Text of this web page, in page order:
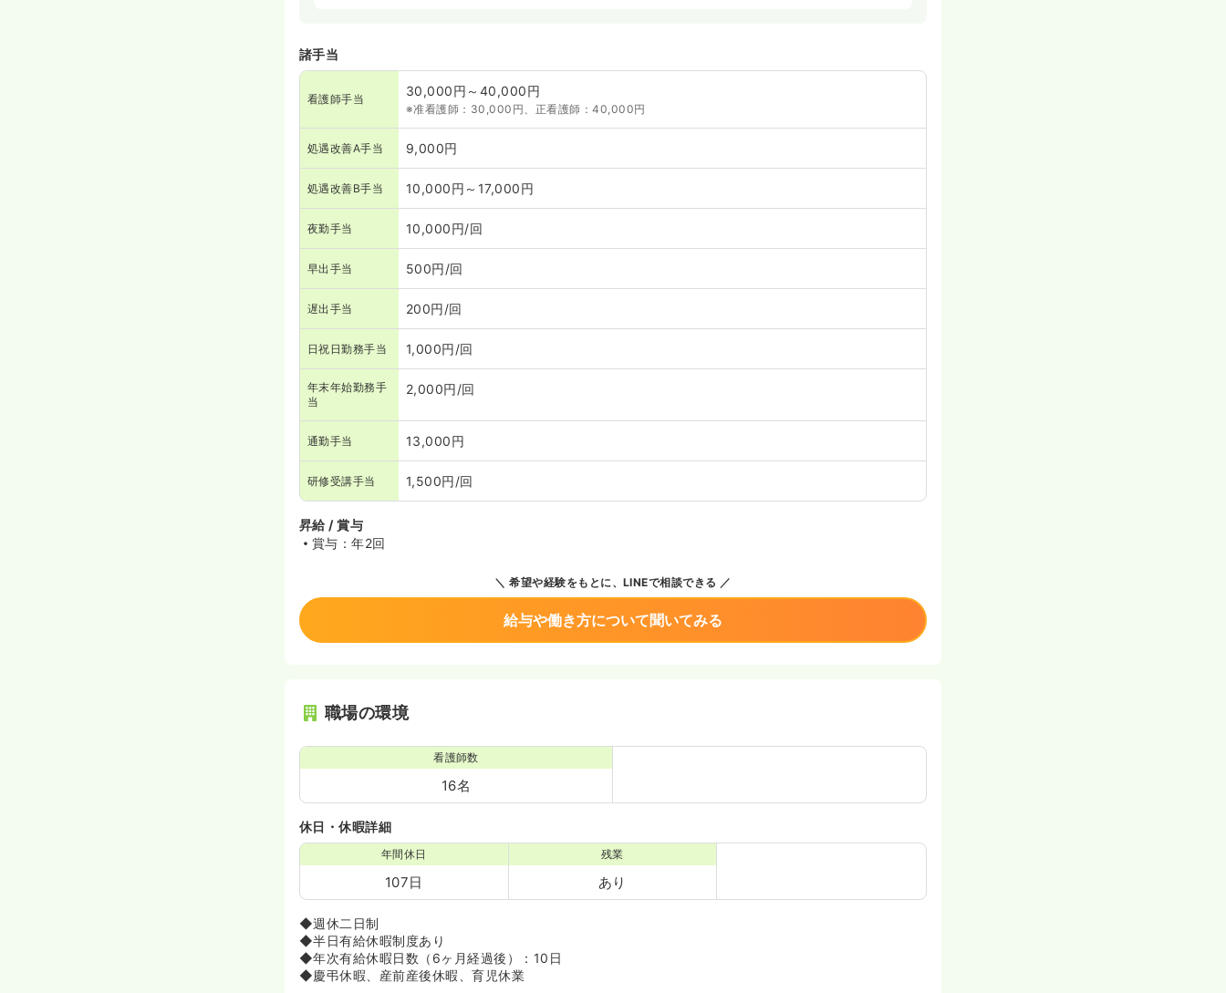
諸手当
看護師手当
30,000円～40,000円
※准看護師：30,000円、正看護師：40,000円
処遇改善A手当 9,000円
処遇改善B手当 10,000円～17,000円
夜勤手当 10,000円/回
早出手当 500円/回
遅出手当 200円/回
日祝日勤務手当 1,000円/回
年末年始勤務手
当
2,000円/回
通勤手当 13,000円
研修受講手当 1,500円/回
昇給 / 賞与
賞与：年2回
希望や経験をもとに、LINEで相談できる
給与や働き方について聞いてみる
職場の環境
看護師数
16名
休日・休暇詳細
年間休日
107日
残業
あり
◆週休二日制
◆半日有給休暇制度あり
◆年次有給休暇日数（6ヶ月経過後）：10日
◆慶弔休暇、産前産後休暇、育児休業